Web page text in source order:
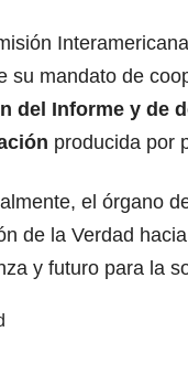
su mandato de
del Informe y de
producida por
el órgano
de la Verdad
y futuro para la